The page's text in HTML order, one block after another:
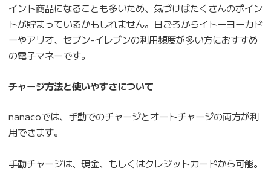
イント商品になることも多いため、気づけばたくさんのポイン
トが貯まっているかもしれません。日ごろからイトーヨーカド
ーやアリオ、セブン-イレブンの利用頻度が多い方におすすめ
の電子マネーです。
チャージ方法と使いやすさについて
nanacoでは、手動でのチャージとオートチャージの両方が利
用できます。
手動チャージは、現金、もしくはクレジットカードから可能。